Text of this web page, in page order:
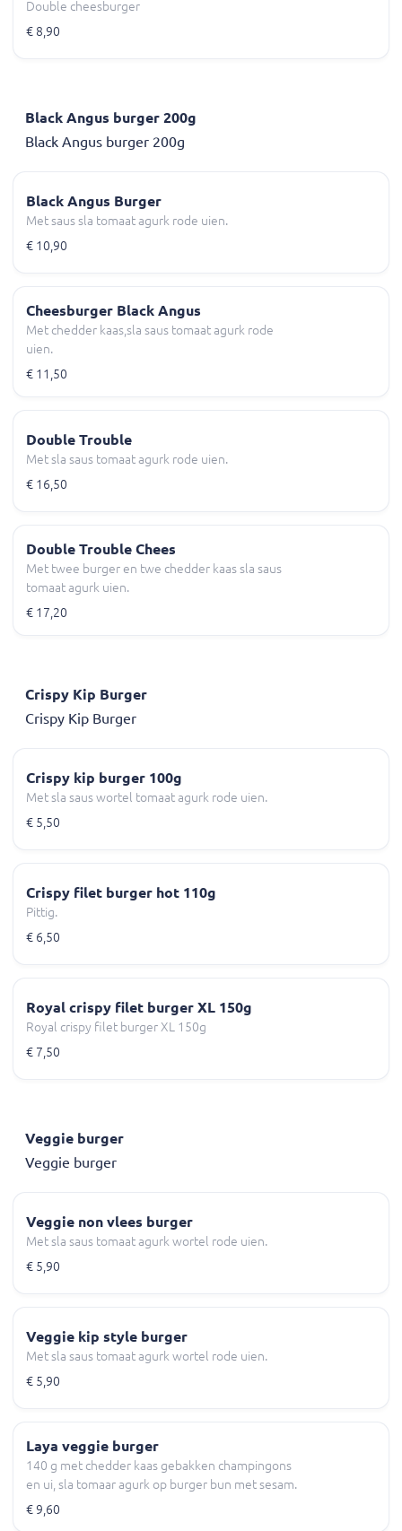
Double cheesburger
€ 8,90
Black Angus burger 200g
Black Angus burger 200g
Black Angus Burger
Met saus sla tomaat agurk rode uien.
€ 10,90
Cheesburger Black Angus
Met chedder kaas,sla saus tomaat agurk rode
uien.
€ 11,50
Double Trouble
Met sla saus tomaat agurk rode uien.
€ 16,50
Double Trouble Chees
Met twee burger en twe chedder kaas sla saus
tomaat agurk uien.
€ 17,20
Crispy Kip Burger
Crispy Kip Burger
Crispy kip burger 100g
Met sla saus wortel tomaat agurk rode uien.
€ 5,50
Crispy filet burger hot 110g
Pittig.
€ 6,50
Royal crispy filet burger XL 150g
Royal crispy filet burger XL 150g
€ 7,50
Veggie burger
Veggie burger
Veggie non vlees burger
Met sla saus tomaat agurk wortel rode uien.
€ 5,90
Veggie kip style burger
Met sla saus tomaat agurk wortel rode uien.
€ 5,90
Laya veggie burger
140 g met chedder kaas gebakken champingons
en ui, sla tomaar agurk op burger bun met sesam.
€ 9,60